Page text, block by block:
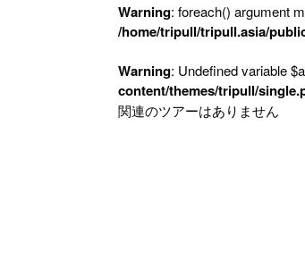
Warning: foreach() argument
/home/tripull/tripull.asia/
Warning: Undefined variable
content/themes/tripull/
関連のツアーはありません